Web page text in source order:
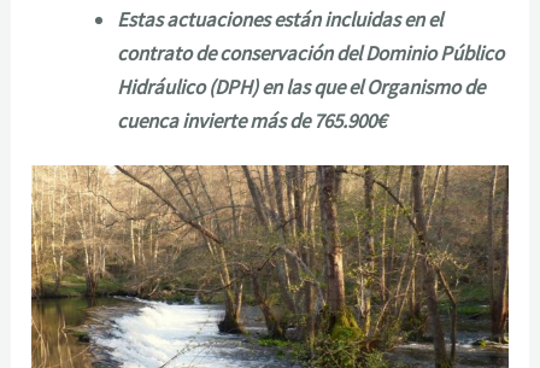
Estas actuaciones están incluidas en el
contrato de conservación del Dominio Público
Hidráulico (DPH) en las que el Organismo de
cuenca invierte más de 765.900€